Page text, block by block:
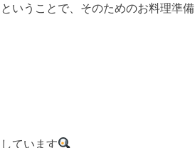
いうことで、そのためのお料理準備
ています